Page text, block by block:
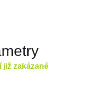
již zakázané